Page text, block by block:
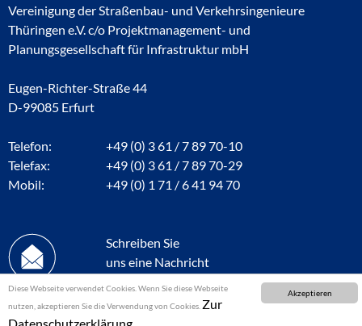
Akzeptieren
Diese Webseite verwendet Cookies. Wenn Sie diese Webseite
nutzen, akzeptieren Sie die Verwendung von Cookies. Zur
Vereinigung der Straßenbau- und Verkehrsingenieure
Thüringen e.V. c/o Projektmanagement- und
Planungsgesellschaft für Infrastruktur mbH
Eugen-Richter-Straße 44
D-99085 Erfurt
Telefon:
+49 (0) 3 61 / 7 89 70-10
Telefax:
+49 (0) 3 61 / 7 89 70-29
Mobil:
+49 (0) 1 71 / 6 41 94 70
Schreiben Sie
uns eine Nachricht